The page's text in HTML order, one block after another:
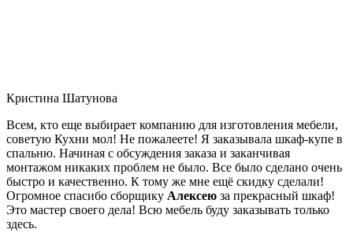
Кристина Шатунова
Всем, кто еще выбирает компанию для изготовления мебели,
советую Кухни мол! Не пожалеете! Я заказывала шкаф-купе в
спальню. Начиная с обсуждения заказа и заканчивая
монтажом никаких проблем не было. Все было сделано очень
быстро и качественно. К тому же мне ещё скидку сделали!
Огромное спасибо сборщику Алексею за прекрасный шкаф!
Это мастер своего дела! Всю мебель буду заказывать только
здесь.